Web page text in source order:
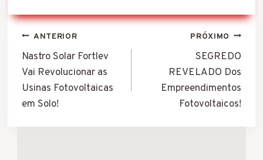
Navegação
de
Post
ANTERIOR
Nastro Solar Fortlev
Vai Revolucionar as
Usinas Fotovoltaicas
em Solo!
PRÓXIMO
SEGREDO
REVELADO Dos
Empreendimentos
Fotovoltaicos!